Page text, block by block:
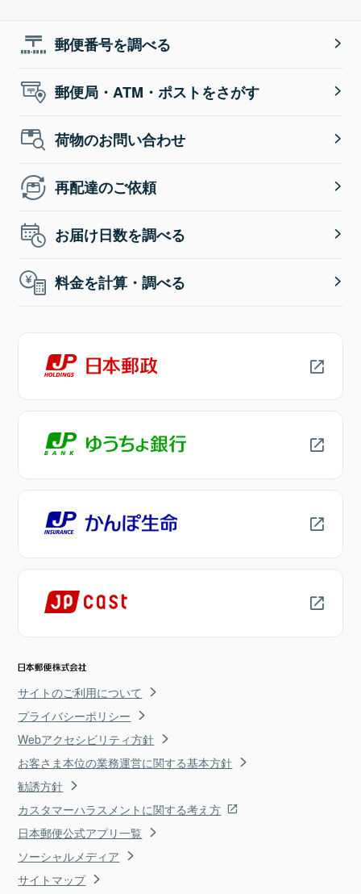
郵便番号を調べる
郵便局・ATM・ポストをさがす
荷物のお問い合わせ
再配達のご依頼
お届け日数を調べる
料金を計算・調べる
サイトのご利用について
プライバシーポリシー
Webアクセシビリティ方針
お客さま本位の業務運営に関する基本方針
勧誘方針
カスタマーハラスメントに関する考え方
日本郵便公式アプリ一覧
ソーシャルメディア
サイトマップ